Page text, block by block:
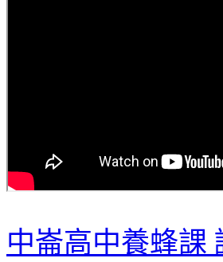
中崙高中養蜂課